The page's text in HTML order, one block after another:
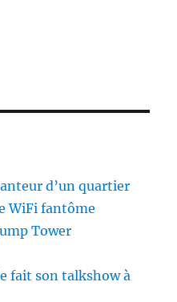
d’un quartier
WiFi fantôme
Tower
fait son talkshow à